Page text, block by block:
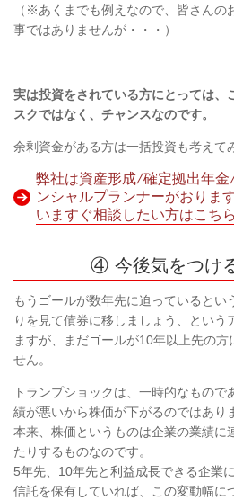
（※あくまでも例えなので、皆さんの
事ではありませんが・・・）
実は投資をされている方にとっては、
スクではなく、チャンスなのです。
余剰資金がある方は一括投資も考えて
弊社は資産形成/確定拠出年
ンシャルプランナーがおります
いますぐ相談したい方はこち
④ 今後気をつけ
もうゴールが数年先に迫っているとい
りを見て債券に移しましょう、という
ますが、まだゴールが10年以上先の方
せん。
トランプショックは、一時的なもので
績が悪いから株価が下がるのではあり
本来、株価というものは企業の業績に
たりするものなのです。
5年先、10年先と利益成長できる企業
信託を保有していれば、この変動幅に